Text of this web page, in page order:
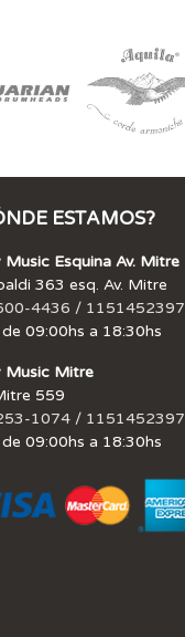
ESTAMOS?
Music Esquina Av. Mitre
363 esq. Av. Mitre
4436 / 1151452397
09:00hs a 18:30hs
Music Mitre
559
1074 / 1151452397
09:00hs a 18:30hs